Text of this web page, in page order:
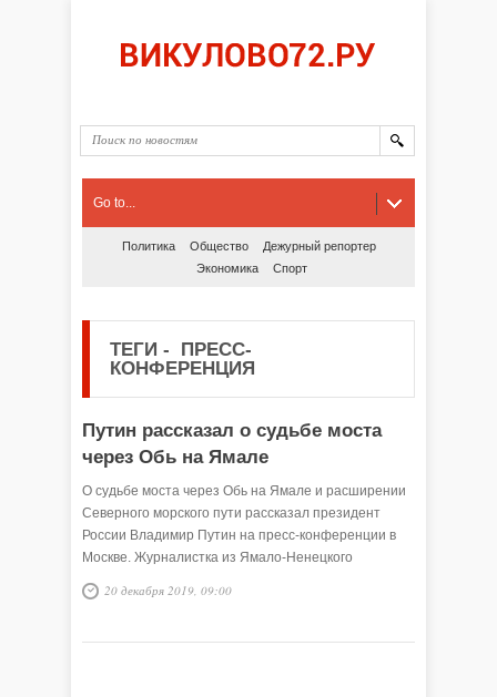
Go to...
Политика Общество
Дежурный репортер
Экономика
Спорт
ТЕГИ - ПРЕСС-
КОНФЕРЕНЦИЯ
Путин рассказал о судьбе моста
через Обь на Ямале
О судьбе моста через Обь на Ямале и расширении
Северного морского пути рассказал президент
России Владимир Путин на пресс-конференции в
Москве. Журналистка из Ямало-Ненецкого
автономного округа …
20 декабря 2019, 09:00